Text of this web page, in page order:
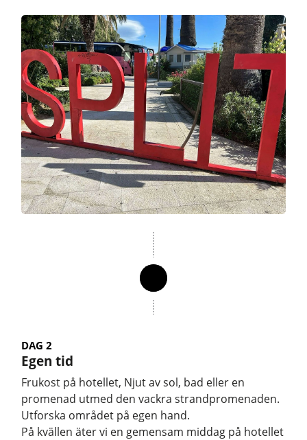
DAG 2
Egen tid
Frukost på hotellet, Njut av sol, bad eller en
promenad utmed den vackra strandpromenaden.
Utforska området på egen hand.
På kvällen äter vi en gemensam middag på hotellet